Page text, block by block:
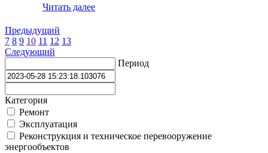
Читать далее
Предыдущий
7 8 9 10 11 12 13
Следующий
Период
Категория
Ремонт
Эксплуатация
Реконструкция и техническое перевооружение
энергообъектов